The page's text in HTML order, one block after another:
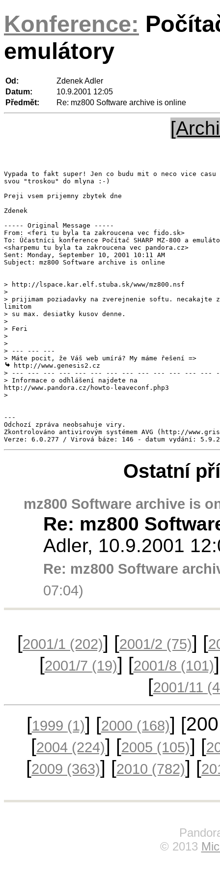
Konference:
emulátory
Od:
Zdenek Adler
Datum:
10.9.2001 12:05
Předmět:
Re: mz800 Software archive is online
Vypada to fakt super! Jen co budu mit o neco vice
svou "troskou" do mlyna :-)
Preji vsem prijemny zbytek dne
Zdenek
----- Original Message -----
From: <feri tu byla ta zakroucena vec fido.sk>
To: Účastníci konference Počítač SHARP MZ-800 a
<sharpemu tu byla ta zakroucena vec pandora.cz>
Sent: Monday, September 10, 2001 10:11 AM
Subject: mz800 Software archive is online
> http://lspace.kar.elf.stuba.sk/www/mz800.nsf
>
> su max. desiatky kusov denne.
>
> Feri
>
>
> --- --- ---
http://www.genesis2.cz
> --- --- --- --- --- --- --- --- --- --- --- --- ---
---
Odchozí zpráva neobsahuje viry.
Zkontrolováno antivirovým systémem AVG (http://
Verze: 6.0.277 / Virová báze: 146 - datum vydání:
Ostatní
mz800 Software archive is
Re: mz800
Adler, 10.9.2001
Re: mz800 Software
07:04)
[2001/1 (202)] [2001/2 (75)] [
[2001/7 (19)] [2001/8 (101)
[2001/11
[1999 (1)] [2000 (168)]
[2004 (224)] [2005 (105)] [
[2009 (363)] [2010 (782)] [
© 2013